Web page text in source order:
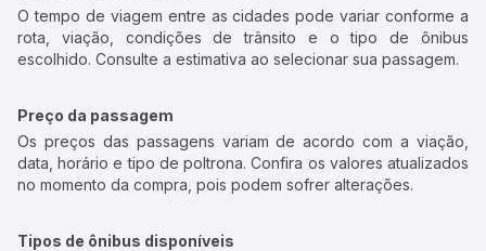
O tempo de viagem entre as cidades pode variar conforme a
rota, viação, condições de trânsito e o tipo de ônibus
escolhido. Consulte a estimativa ao selecionar sua passagem.
Preço da passagem
Os preços das passagens variam de acordo com a viação,
data, horário e tipo de poltrona. Confira os valores atualizados
no momento da compra, pois podem sofrer alterações.
Tipos de ônibus disponíveis